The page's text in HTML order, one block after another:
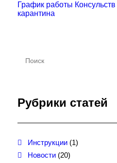
График работы
карантина
Рубрики статей
Инструкции (1)
Новости (20)